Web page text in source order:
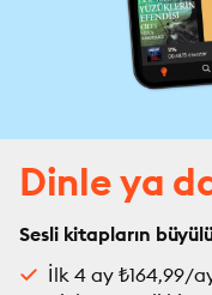
Dinle ya
Sesli kitapların
İlk 4 ay ₺164,99/